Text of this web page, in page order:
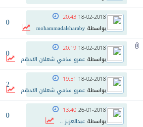
18-02-2018
20:43
بواسطةmohammadalsharaby
0
18-02-2018
20:19
بواسطةعمرو سامي شعلان الادهم 0
18-02-2018
19:51
بواسطةعمرو سامي شعلان الادهم 2
26-01-2018
13:40
بواسطةعبدالعزيز .. 0